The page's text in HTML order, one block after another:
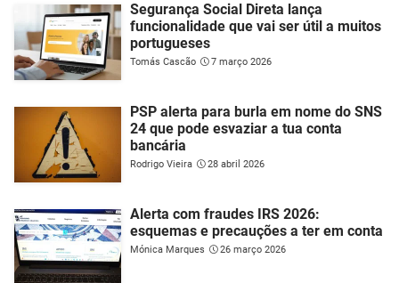
Segurança Social Direta lança
funcionalidade que vai ser útil a muitos
portugueses
Tomás Cascão 7 março 2026
PSP alerta para burla em nome do SNS
24 que pode esvaziar a tua conta
bancária
Rodrigo Vieira 28 abril 2026
Alerta com fraudes IRS 2026:
esquemas e precauções a ter em conta
Mónica Marques 26 março 2026